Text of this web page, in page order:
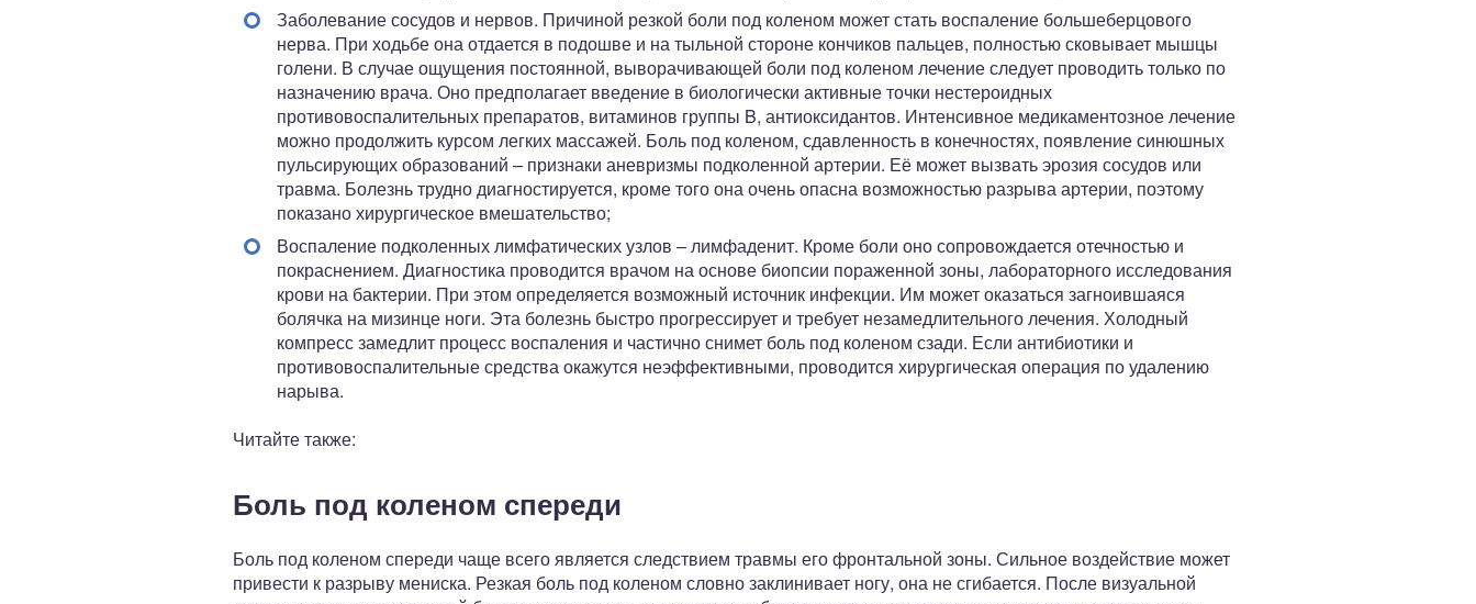
Заболевание сосудов и нервов. Причиной резкой боли под коленом может стать воспаление большеберцового
нерва. При ходьбе она отдается в подошве и на тыльной стороне кончиков пальцев, полностью сковывает мышцы
голени. В случае ощущения постоянной, выворачивающей боли под коленом лечение следует проводить только по
назначению врача. Оно предполагает введение в биологически активные точки нестероидных
противовоспалительных препаратов, витаминов группы B, антиоксидантов. Интенсивное медикаментозное лечение
можно продолжить курсом легких массажей. Боль под коленом, сдавленность в конечностях, появление синюшных
пульсирующих образований – признаки аневризмы подколенной артерии. Её может вызвать эрозия сосудов или
травма. Болезнь трудно диагностируется, кроме того она очень опасна возможностью разрыва артерии, поэтому
показано хирургическое вмешательство;
Воспаление подколенных лимфатических узлов – лимфаденит. Кроме боли оно сопровождается отечностью и
покраснением. Диагностика проводится врачом на основе биопсии пораженной зоны, лабораторного исследования
крови на бактерии. При этом определяется возможный источник инфекции. Им может оказаться загноившаяся
болячка на мизинце ноги. Эта болезнь быстро прогрессирует и требует незамедлительного лечения. Холодный
компресс замедлит процесс воспаления и частично снимет боль под коленом сзади. Если антибиотики и
противовоспалительные средства окажутся неэффективными, проводится хирургическая операция по удалению
нарыва.
Читайте также:
Боль под коленом спереди
Боль под коленом спереди чаще всего является следствием травмы его фронтальной зоны. Сильное воздействие может
привести к разрыву мениска. Резкая боль под коленом словно заклинивает ногу, она не сгибается. После визуальной